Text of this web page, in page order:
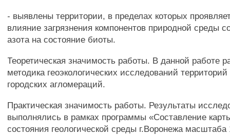
- выявлены территории, в пределах которых
влияние загрязнения компонентов природной среды
азота на состояние биоты.
Теоретическая значимость работы. В данной работе
методика геоэкологических исследований
городских агломераций.
Практическая значимость работы. Результаты
выполнялись в рамках программы «Составление
состояния геологической среды г.Воронежа масштаба